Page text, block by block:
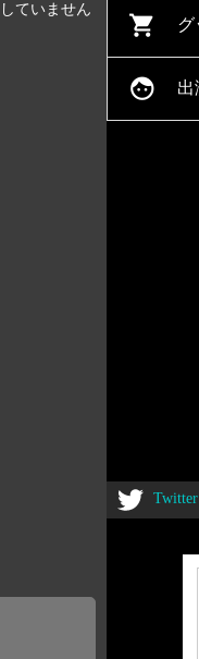
ていません
shopping_cart グ
face 出
Twitter